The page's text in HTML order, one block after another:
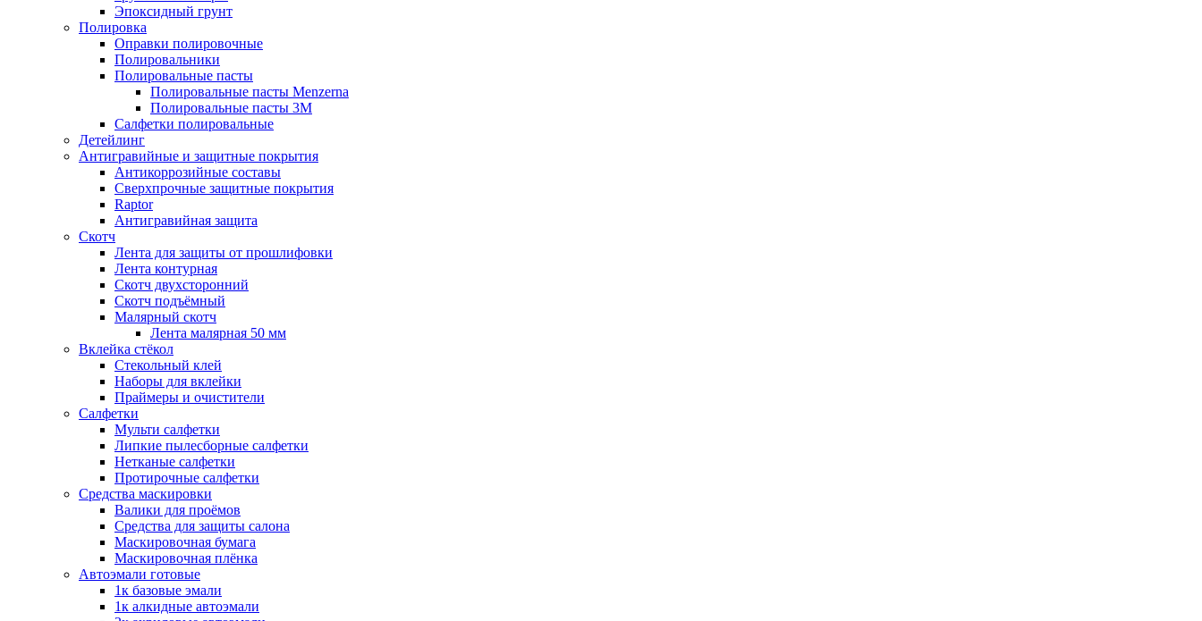
Эпоксидный грунт
Полировка
Оправки полировочные
Полировальники
Полировальные пасты
Полировальные пасты Menzerna
Полировальные пасты 3M
Салфетки полировальные
Детейлинг
Антигравийные и защитные покрытия
Антикоррозийные составы
Сверхпрочные защитные покрытия
Raptor
Антигравийная защита
Скотч
Лента для защиты от прошлифовки
Лента контурная
Скотч двухсторонний
Скотч подъёмный
Малярный скотч
Лента малярная 50 мм
Вклейка стёкол
Стекольный клей
Наборы для вклейки
Праймеры и очистители
Салфетки
Мульти салфетки
Липкие пылесборные салфетки
Нетканые салфетки
Протирочные салфетки
Средства маскировки
Валики для проёмов
Средства для защиты салона
Маскировочная бумага
Маскировочная плёнка
Автоэмали готовые
1к базовые эмали
1к алкидные автоэмали